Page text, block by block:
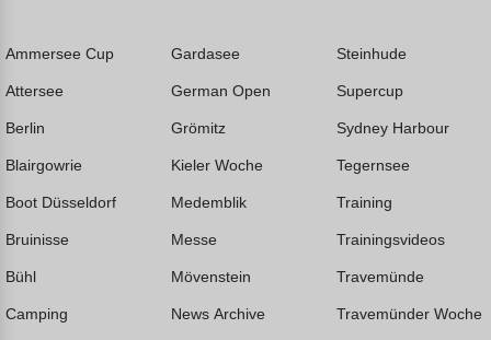
Ammersee Cup
Attersee
Berlin
Blairgowrie
Boot Düsseldorf
Bruinisse
Bühl
Camping
Gardasee
German Open
Grömitz
Kieler Woche
Medemblik
Messe
Mövenstein
News Archive
Steinhude
Supercup
Sydney Harbour
Tegernsee
Training
Trainingsvideos
Travemünde
Travemünder Woche